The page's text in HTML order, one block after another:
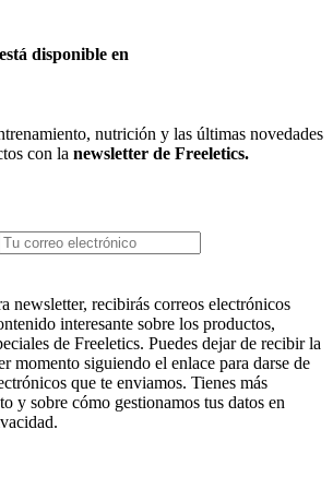
disponible en
nutrición y las últimas novedades
con la newsletter de Freeletics.
newsletter, recibirás correos electrónicos
interesante sobre los productos,
de Freeletics. Puedes dejar de recibir la
momento siguiendo el enlace para darse de
que te enviamos. Tienes más
y sobre cómo gestionamos tus datos en